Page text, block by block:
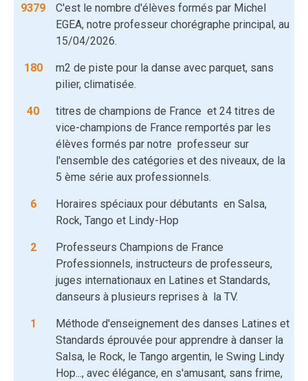
9379
C'est le nombre d'élèves formés par Michel
EGEA, notre professeur chorégraphe principal, au
15/04/2026.
180
m2 de piste pour la danse avec parquet, sans
pilier, climatisée.
40
titres de champions de France et 24 titres de
vice-champions de France remportés par les
élèves formés par notre professeur sur
l'ensemble des catégories et des niveaux, de la
5 ème série aux professionnels.
6
Horaires spéciaux pour débutants en Salsa,
Rock, Tango et Lindy-Hop
2
Professeurs Champions de France
Professionnels, instructeurs de professeurs,
juges internationaux en Latines et Standards,
danseurs à plusieurs reprises à la TV.
1
Méthode d'enseignement des danses Latines et
Standards éprouvée pour apprendre à danser la
Salsa, le Rock, le Tango argentin, le Swing Lindy
Hop..., avec élégance, en s'amusant, sans frime,